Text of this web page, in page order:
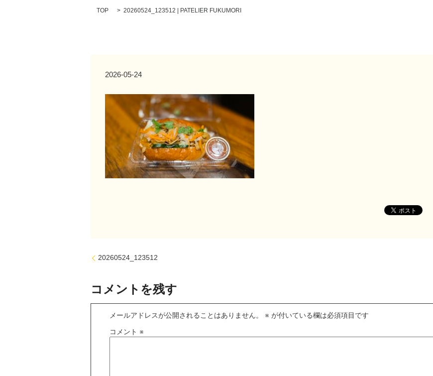
TOP 20260524_123512 | PATELIER FUKUMORI
2026-05-24
20260524_123512
コメントを残す
メールアドレスが公開されることはありません。 ※ が付いている欄は必須項目です
コメント ※